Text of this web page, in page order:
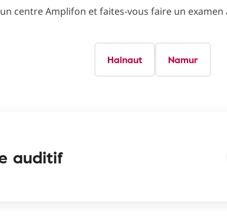
centre Amplifon et faites-vous faire un
Hainaut Namur
auditif